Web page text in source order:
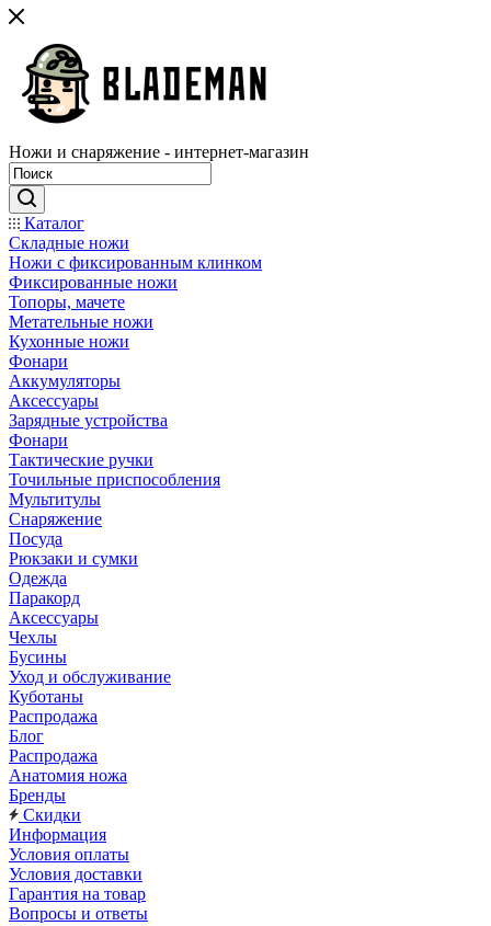
Ножи и снаряжение - интернет-магазин
Каталог
Складные ножи
Ножи с фиксированным клинком
Фиксированные ножи
Топоры, мачете
Метательные ножи
Кухонные ножи
Фонари
Аккумуляторы
Аксессуары
Зарядные устройства
Фонари
Тактические ручки
Точильные приспособления
Мультитулы
Снаряжение
Посуда
Рюкзаки и сумки
Одежда
Паракорд
Аксессуары
Чехлы
Бусины
Уход и обслуживание
Куботаны
Распродажа
Блог
Распродажа
Анатомия ножа
Бренды
Скидки
Информация
Условия оплаты
Условия доставки
Гарантия на товар
Вопросы и ответы